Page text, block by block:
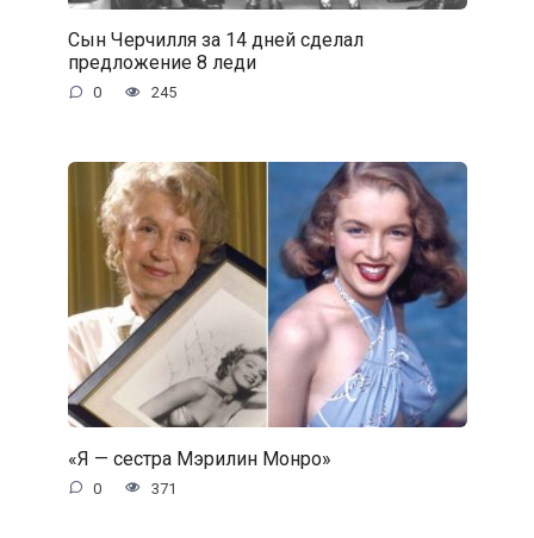
Сын Черчилля за 14 дней сделал
предложение 8 леди
0 245
«Я — сестра Мэрилин Монро»
0 371